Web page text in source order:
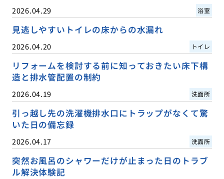
2026.04.29 浴室
見逃しやすいトイレの床からの水漏れ
2026.04.20 トイレ
リフォームを検討する前に知っておきたい床下構
造と排水管配置の制約
2026.04.19 洗面所
引っ越し先の洗濯機排水口にトラップがなくて驚
いた日の備忘録
2026.04.17 洗面所
突然お風呂のシャワーだけが止まった日のトラブ
ル解決体験記